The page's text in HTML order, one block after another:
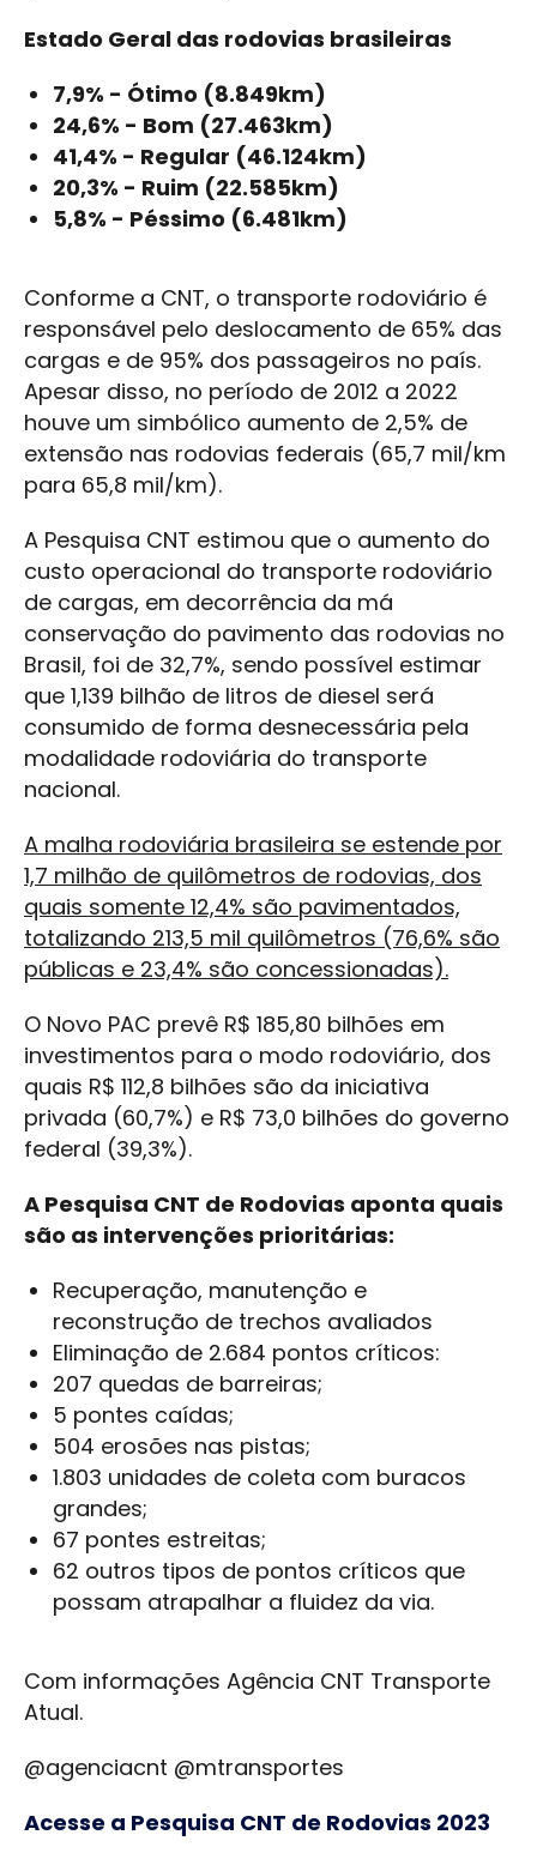
Estado Geral das rodovias brasileiras
7,9% - Ótimo (8.849km)
24,6% - Bom (27.463km)
41,4% - Regular (46.124km)
20,3% - Ruim (22.585km)
5,8% - Péssimo (6.481km)
Conforme a CNT, o transporte rodoviário é
responsável pelo deslocamento de 65% das
cargas e de 95% dos passageiros no país.
Apesar disso, no período de 2012 a 2022
houve um simbólico aumento de 2,5% de
extensão nas rodovias federais (65,7 mil/km
para 65,8 mil/km).
A Pesquisa CNT estimou que o aumento do
custo operacional do transporte rodoviário
de cargas, em decorrência da má
conservação do pavimento das rodovias no
Brasil, foi de 32,7%, sendo possível estimar
que 1,139 bilhão de litros de diesel será
consumido de forma desnecessária pela
modalidade rodoviária do transporte
nacional.
A malha rodoviária brasileira se estende por
1,7 milhão de quilômetros de rodovias, dos
quais somente 12,4% são pavimentados,
totalizando 213,5 mil quilômetros (76,6% são
públicas e 23,4% são concessionadas).
O Novo PAC prevê R$ 185,80 bilhões em
investimentos para o modo rodoviário, dos
quais R$ 112,8 bilhões são da iniciativa
privada (60,7%) e R$ 73,0 bilhões do governo
federal (39,3%).
A Pesquisa CNT de Rodovias aponta quais
são as intervenções prioritárias:
Recuperação, manutenção e
reconstrução de trechos avaliados
Eliminação de 2.684 pontos críticos:
207 quedas de barreiras;
5 pontes caídas;
504 erosões nas pistas;
1.803 unidades de coleta com buracos
grandes;
67 pontes estreitas;
62 outros tipos de pontos críticos que
possam atrapalhar a fluidez da via.
Com informações Agência CNT Transporte
Atual.
@agenciacnt @mtransportes
Acesse a Pesquisa CNT de Rodovias 2023